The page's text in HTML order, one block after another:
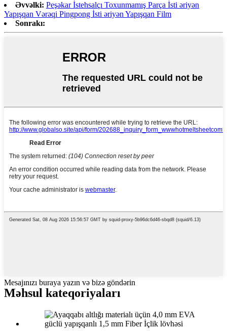
Əvvəlki: Peşəkar İstehsalçı Toxunmamış Parça İsti əriyən
Yapışqan Vərəqi Pingpong İsti əriyən Yapışqan Film
Sonrakı:
Mesajınızı buraya yazın və bizə göndərin
Məhsul kateqoriyaları